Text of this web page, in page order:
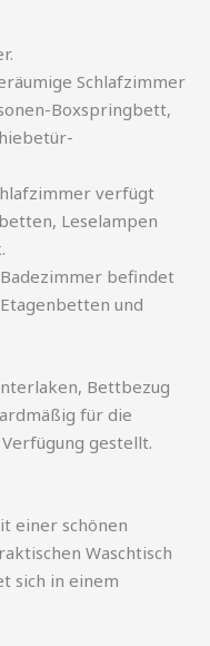
Schlafzimmer
Boxspringbett,
verfügt
Leselampen
befindet
und
Bettbezug
für die
gestellt.
einer schönen
Waschtisch
sich in einem